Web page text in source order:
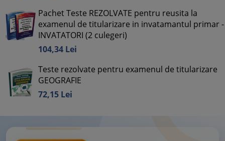
Pachet Teste REZOLVATE pentru reusita la
examenul de titularizare in invatamantul primar -
INVATATORI (2 culegeri)
104,34 Lei
Teste rezolvate pentru examenul de titularizare
GEOGRAFIE
72,15 Lei